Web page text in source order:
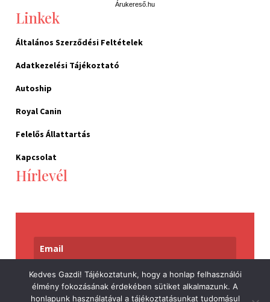
Árukereső.hu
Linkek
Általános Szerződési Feltételek
Adatkezelési Tájékoztató
Autoship
Royal Canin
Felelős Állattartás
Kapcsolat
Hírlevél
Feliratkozom
Kedves Gazdi! Tájékoztatunk, hogy a honlap felhasználói
élmény fokozásának érdekében sütiket alkalmazunk. A
honlapunk használatával a tájékoztatásunkat tudomásul